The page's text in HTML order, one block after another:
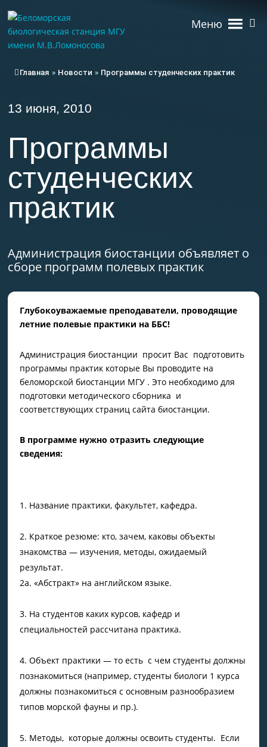
Меню
Главная » Новости » Программы студенческих практик
13 июня, 2010
Программы
студенческих
практик
Администрация биостанции объявляет о
сборе программ полевых практик
Глубокоуважаемые преподаватели, проводящие
летние полевые практики на ББС!
Администрация биостанции просит Вас подготовить
программы практик которые Вы проводите на
беломорской биостанции МГУ . Это необходимо для
подготовки методического сборника и
соответствующих страниц сайта биостанции.
В программе нужно отразить следующие
сведения:
Название практики, факультет, кафедра.
Краткое резюме: кто, зачем, каковы объекты
знакомства — изучения, методы, ожидаемый
результат.
2а. «Абстракт» на английском языке.
На студентов каких курсов, кафедр и
специальностей рассчитана практика.
Объект практики — то есть с чем студенты должны
познакомиться (например, студенты биологи 1 курса
должны познакомиться с основным разнообразием
типов морской фауны и пр.).
Методы, которые должны освоить студенты. Если